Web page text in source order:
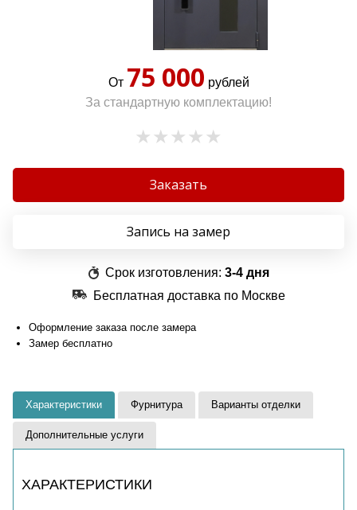
От 75 000 рублей
За стандартную комплектацию!
Заказать
Запись на замер
Срок изготовления: 3-4 дня
Бесплатная доставка по Москве
Оформление заказа после замера
Замер бесплатно
Характеристики Фурнитура Варианты отделки
Дополнительные услуги
ХАРАКТЕРИСТИКИ